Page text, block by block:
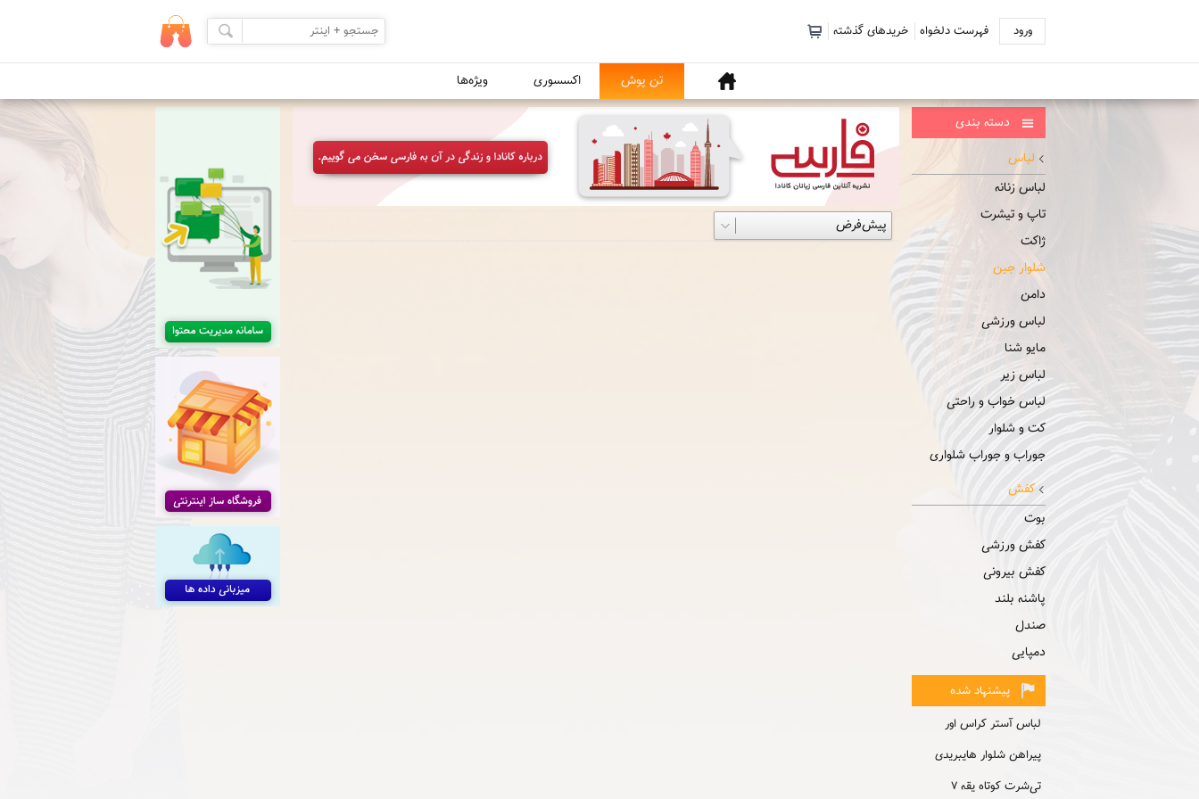
ورود فهرست دلخواه خریدهای گذشته
خانه تن پوش اکسسوری ویژه‌ها
دسته بندی
لباس
لباس زنانه
تاپ و تیشرت
ژاکت
شلوار جین
دامن
لباس ورزشی
مایو شنا
لباس زیر
لباس خواب و راحتی
کت و شلوار
جوراب و جوراب شلواری
کفش
بوت
کفش ورزشی
کفش بیرونی
پاشنه بلند
صندل
دمپایی
پیشنهاد شده
لباس آستر کراس اور
پیراهن شلوار هایبریدی
تی‌شرت کوتاه یقه ۷